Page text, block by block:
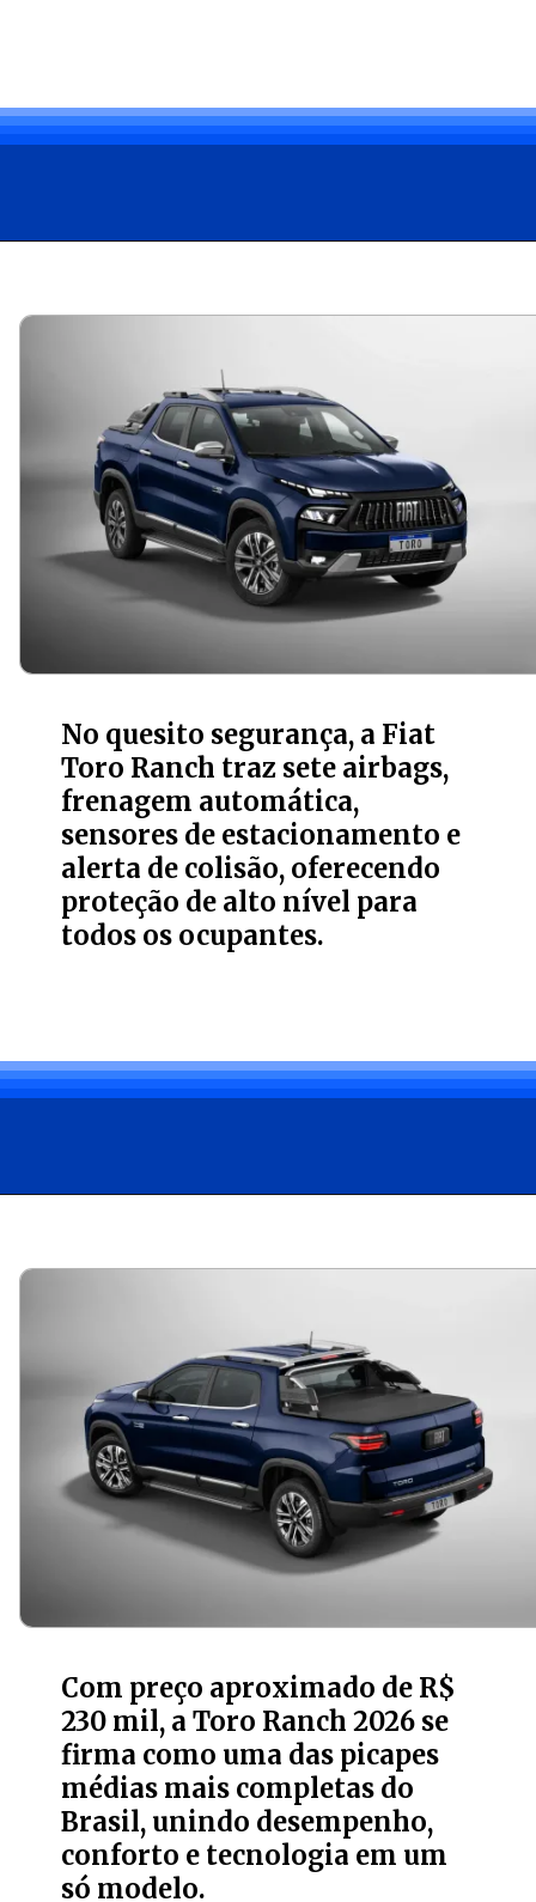
No quesito segurança, a Fiat
Toro Ranch traz sete airbags,
frenagem automática,
sensores de estacionamento e
alerta de colisão, oferecendo
proteção de alto nível para
todos os ocupantes.
Com preço aproximado de R$
230 mil, a Toro Ranch 2026 se
firma como uma das picapes
médias mais completas do
Brasil, unindo desempenho,
conforto e tecnologia em um
só modelo.